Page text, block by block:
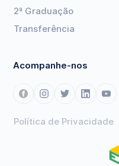
2ª Graduação
Transferência
Acompanhe-nos
Política de Privacidade